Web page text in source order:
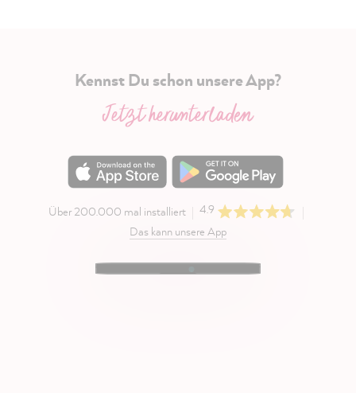
Kennst Du schon unsere App?
Jetzt herunterladen
Über 200.000 mal installiert
4.9
Das kann unsere App